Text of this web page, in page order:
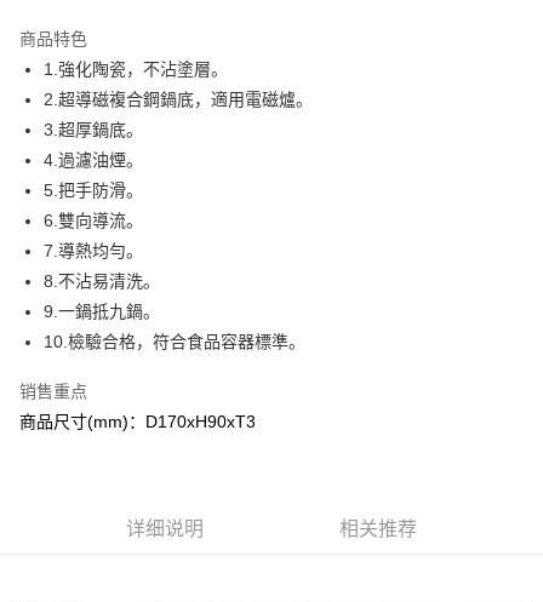
Apple Pay
街口支付
悠遊付
ATM付款
运送方式
每笔NT$120，满NT$2,000(含以上)免运费
商品特色
1.強化陶瓷，不沾塗層。
2.超導磁複合鋼鍋底，適用電磁爐。
3.超厚鍋底。
4.過濾油煙。
5.把手防滑。
6.雙向導流。
7.導熱均勻。
8.不沾易清洗。
9.一鍋抵九鍋。
10.檢驗合格，符合食品容器標準。
销售重点
商品尺寸(mm)：D170xH90xT3
详细说明 相关推荐